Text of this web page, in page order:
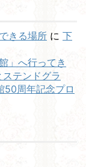
きる場所 に 下
」へ行ってき
テンドグラ
50周年記念プロ